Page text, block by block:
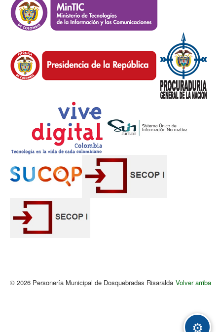
⚙
Volver arriba
© 2026 Personería Municipal de Dosquebradas Risaralda